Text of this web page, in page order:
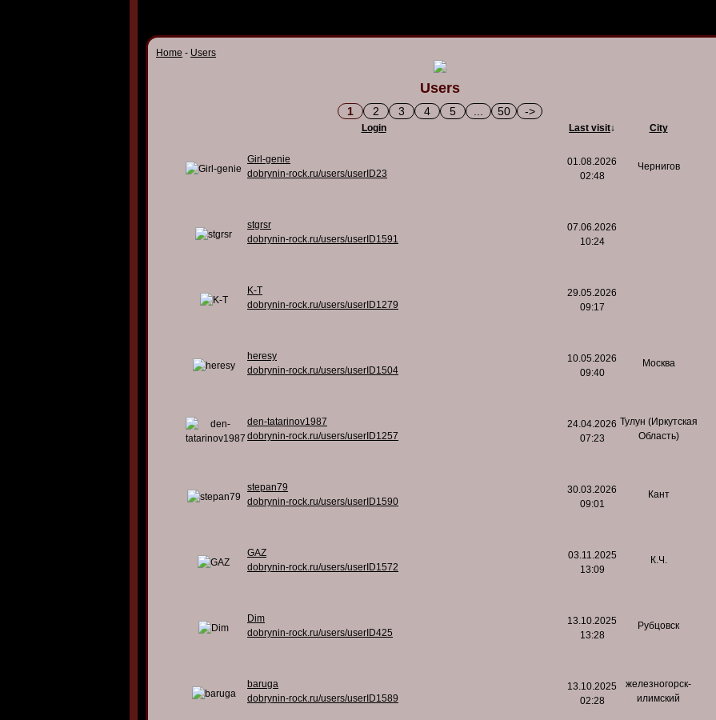
Home - Users
Users
1 2 3 4 5 50 ->
Login Last visit↓ City
Girl-genie
dobrynin-rock.ru/users/userID23
01.08.2026
02:48
Чернигов
stgrsr
dobrynin-rock.ru/users/userID1591
07.06.2026
10:24
K-T
dobrynin-rock.ru/users/userID1279
29.05.2026
09:17
heresy
dobrynin-rock.ru/users/userID1504
10.05.2026
09:40
Москва
den-tatarinov1987
dobrynin-rock.ru/users/userID1257
24.04.2026
07:23
Тулун (Иркутская
Область)
stepan79
dobrynin-rock.ru/users/userID1590
30.03.2026
09:01
Кант
GAZ
dobrynin-rock.ru/users/userID1572
03.11.2025
13:09
К.Ч.
Dim
dobrynin-rock.ru/users/userID425
13.10.2025
13:28
Рубцовск
baruga
dobrynin-rock.ru/users/userID1589
13.10.2025
02:28
железногорск-
илимский